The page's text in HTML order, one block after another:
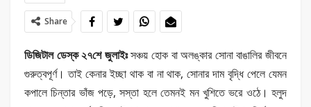
Share
ডিজিটাল ডেস্ক ২৭শে জুলাইঃসঞ্চয় হোক বা অলঙ্কার সোনা বাঙালির জীবনে
গুরুত্বপূর্ণ। তাই কেনার ইচ্ছা থাক বা না থাক, সোনার দাম বৃদ্ধি পেলে যেমন
কপালে চিন্তার ভাঁজ পড়ে, সস্তা হলে তেমনই মন খুশিতে ভরে ওঠে। হলুদ